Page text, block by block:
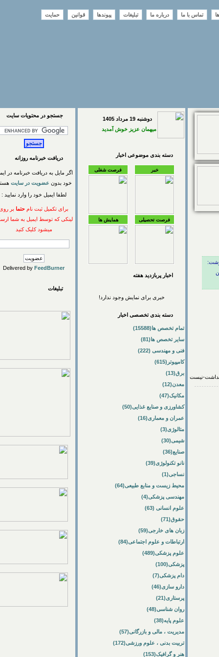
تماس با ما درباره ما تبلیغات پیوندها قوانین حمایت
دوشنبه 19 مرداد 1405
میهمان عزیز خوش آمدید
دسته بندی موضوعی اخبار
فرصت شغلی
فرصت تحصیلی همایش ها
اخبار پربازديد هفته
خبری برای نمایش وجود ندارد!
دسته بندی تخصصی اخبار
تمام تخصص ها(15588)
سایر تخصص ها(81)
فنی و مهندسی (222)
کامپیوتر(615)
برق(13)
معدن(12)
مکانیک(47)
کشاورزی و صنایع غذایی(50)
عمران و معماری(16)
متالوژی(3)
شیمی(30)
صنایع(36)
نانو تکنولوژی(39)
نساجی(1)
محیط زیست و منابع طبیعی(64)
مهندسی پزشکی(4)
علوم انسانی (63)
حقوق(71)
زبان های خارجی(59)
ارتباطات و علوم اجتماعی(84)
علوم پزشکی(489)
پزشکی(100)
دام پزشکی(7)
دارو سازی(46)
پرستاری(21)
روان شناسی(48)
علوم پایه(38)
مدیریت ، مالی و بازرگانی(57)
تربیت بدنی ، علوم ورزشی(172)
هنر و گرافیک(153)
جستجو در محتويات سايت
دریافت خبرنامه روزانه
اگر مایل به دریافت خبرنامه در ایمیل
خود بدونعضویت در سایتهستید
لطفا ایمیل خود را وارد نمایید :
برای تکمیل ثبت نام حتمابر روی
لینکی که توسط ایمیل به شما ارسال
میشود کلیک کنید
Delivered byFeedBurner
تبلیغات